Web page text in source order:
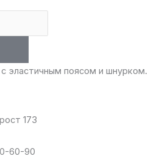
эластичным поясом и шнурком.
173
60-90